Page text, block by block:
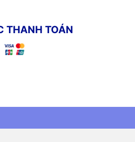
THANH TOÁN